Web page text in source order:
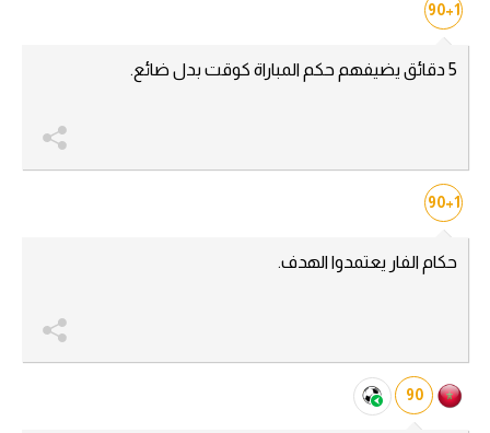
90+1
5 دقائق يضيفهم حكم المباراة كوقت بدل ضائع.
90+1
حكام الفار يعتمدوا الهدف.
90